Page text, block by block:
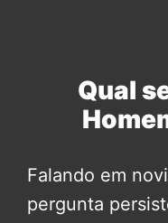
Qual
Falando em
pergunta